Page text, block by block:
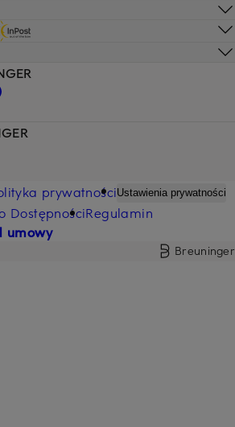
prywatnościUstawienia prywatności
DostępnościRegulamin
umowy
Breuninger